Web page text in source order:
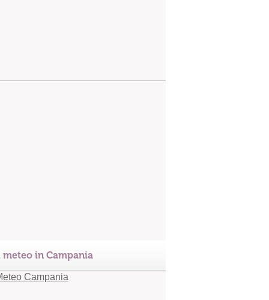
meteo in Campania